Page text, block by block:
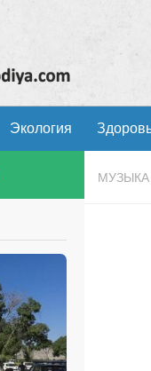
Экология
МУЗЫКА